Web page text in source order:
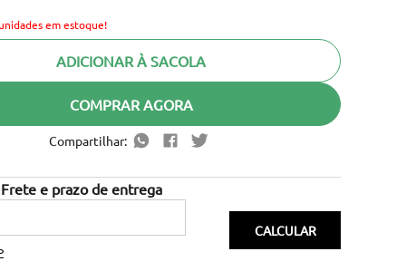
em estoque!
ADICIONAR À SACOLA
COMPRAR AGORA
Compartilhar: